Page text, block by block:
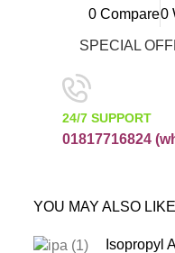
0 Compare0
SPECIAL
24/7 SUPPORT
01817716824 (
YOU MAY ALSO
Isopropyl